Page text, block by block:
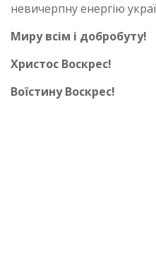
невичерпну енергію
Миру всім і добробуту!
Христос Воскрес!
Воїстину Воскрес!